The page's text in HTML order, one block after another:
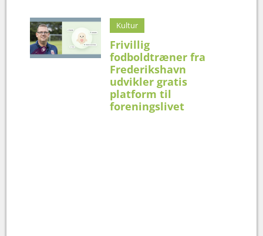
Kultur
Frivillig
fodboldtræner fra
Frederikshavn
udvikler gratis
platform til
foreningslivet